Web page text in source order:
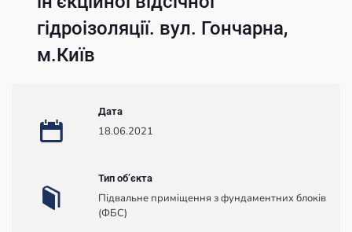
гідроізоляції. вул. Гончарна,
м.Київ
Дата
18.06.2021
Тип обʼєкта
Підвальне приміщення з фундаментних блоків
(ФБС)